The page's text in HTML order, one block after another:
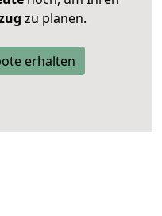
zu planen.
erhalten